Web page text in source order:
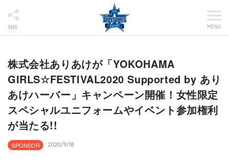
SNS MENU
株式会社ありあけが「YOKOHAMA
GIRLS☆FESTIVAL2020 Supported by あり
あけハーバー」キャンペーン開催！女性限定
スペシャルユニフォームやイベント参加権利
が当たる!!
SPONSOR 2020/9/18